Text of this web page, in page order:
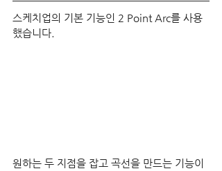
스케치업의 기본 기능인 2 Point Arc를 사용
했습니다.
원하는 두 지점을 잡고 곡선을 만드는 기능이